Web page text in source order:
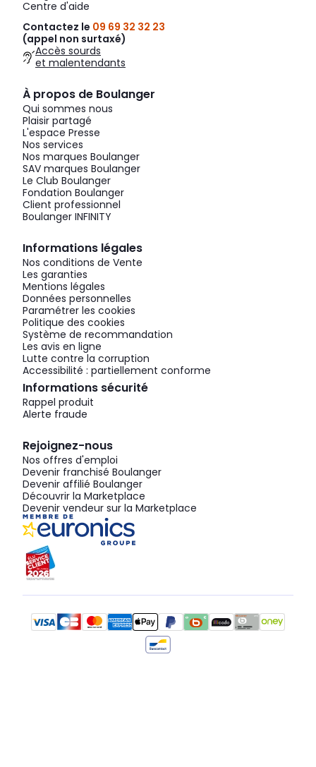
Centre d'aide
Contactez le 09 69 32 32 23
(appel non surtaxé)
Accès sourds
et malentendants
À propos de Boulanger
Qui sommes nous
Plaisir partagé
L'espace Presse
Nos services
Nos marques Boulanger
SAV marques Boulanger
Le Club Boulanger
Fondation Boulanger
Client professionnel
Boulanger INFINITY
Informations légales
Nos conditions de Vente
Les garanties
Mentions légales
Données personnelles
Paramétrer les cookies
Politique des cookies
Système de recommandation
Les avis en ligne
Lutte contre la corruption
Accessibilité : partiellement conforme
Informations sécurité
Rappel produit
Alerte fraude
Rejoignez-nous
Nos offres d'emploi
Devenir franchisé Boulanger
Devenir affilié Boulanger
Découvrir la Marketplace
Devenir vendeur sur la Marketplace